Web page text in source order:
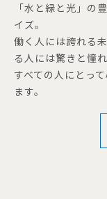
「水と緑と光」の
イズ。
働く人には誇れる
る人には驚きと憧れ
すべての人にとっ
ます。